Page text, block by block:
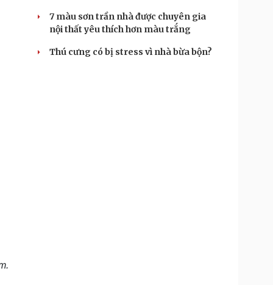
7 màu sơn trần nhà được chuyên gia
nội thất yêu thích hơn màu trắng
Thú cưng có bị stress vì nhà bừa bộn?